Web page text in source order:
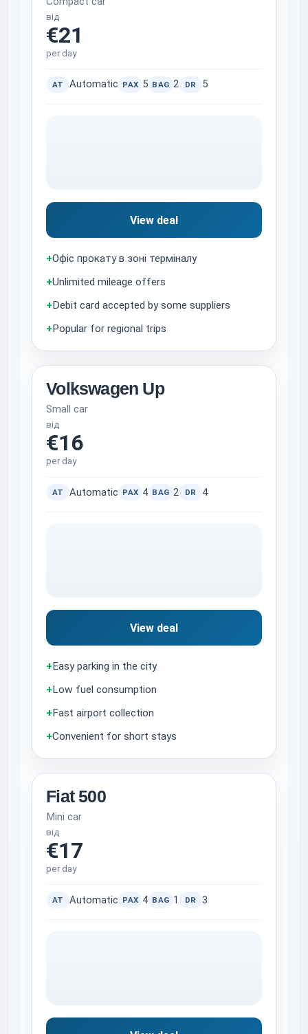
від
€21
per day
AT Automatic PAX 5 BAG 2 DR 5
View deal
+Офіс прокату в зоні терміналу
+Unlimited mileage offers
+Debit card accepted by some suppliers
+Popular for regional trips
Volkswagen Up
Small car
від
€16
per day
AT Automatic PAX 4 BAG 2 DR 4
View deal
+ Easy parking in the city
+ Low fuel consumption
+ Fast airport collection
+Convenient for short stays
Fiat 500
Mini car
від
€17
per day
AT Automatic PAX 4 BAG 1 DR 3